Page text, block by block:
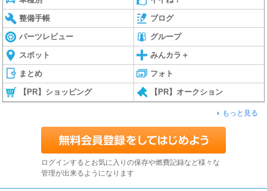
整備手帳 ブログ
パーツレビュー グループ
スポット みんカラ＋
まとめ フォト
【PR】ショッピング 【PR】オークション
もっと見る
ログインするとお気に入りの保存や燃費記録など様々な
管理が出来るようになります